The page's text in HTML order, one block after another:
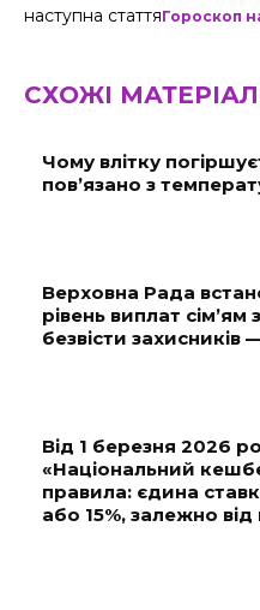
наступна статтяГороскоп
СХОЖІ
Чому влітку
пов’язано з
Верховна Рада
рівень виплат сім’ям
безвісти захисників
Від 1 березня 2026
«Національний
правила: єдина
або 15%, залежно від